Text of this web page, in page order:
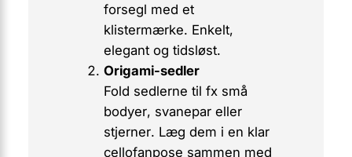
forsegl med et
klistermærke. Enkelt,
elegant og tidsløst.
Origami-sedler
Fold sedlerne til fx små
bodyer, svanepareller
stjerner. Læg dem i en klar
cellofanpose sammen med